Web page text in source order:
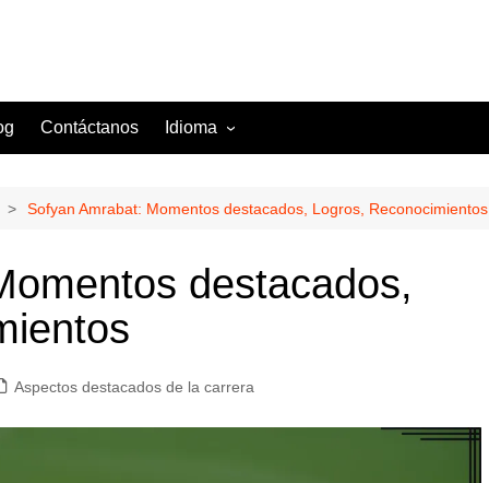
Contáctanos Idioma
Danish (DK)
Greek (GR)
Romanian (RO)
English (CA)
Sofyan Amrabat: Momentos destacados, Logros, Reconocimientos
destacados,
Aspectos destacados de la carrera